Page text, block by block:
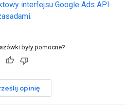
interfejsu Google Ads API
.
były pomocne?
opinię